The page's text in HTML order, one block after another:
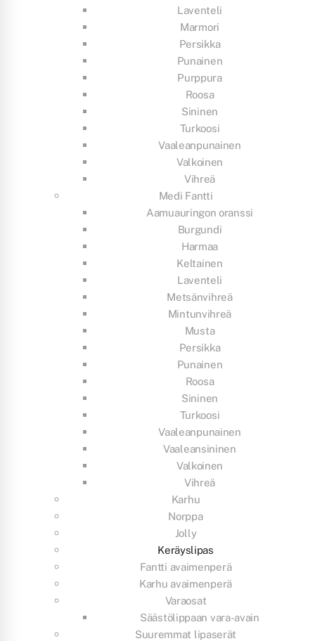
Laventeli
Marmori
Persikka
Punainen
Purppura
Roosa
Sininen
Turkoosi
Vaaleanpunainen
Valkoinen
Vihreä
Medi Fantti
Aamuauringon oranssi
Burgundi
Harmaa
Keltainen
Laventeli
Metsänvihreä
Mintunvihreä
Musta
Persikka
Punainen
Roosa
Sininen
Turkoosi
Vaaleanpunainen
Vaaleansininen
Valkoinen
Vihreä
Karhu
Norppa
Jolly
Keräyslipas
Fantti avaimenperä
Karhu avaimenperä
Varaosat
Säästölippaan vara-avain
Suuremmat lipaserät